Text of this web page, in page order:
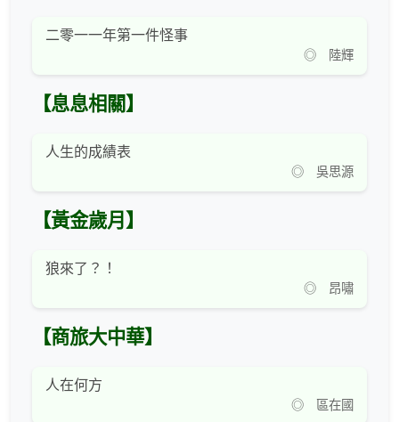
二零一一年第一件怪事
◎ 陸輝
【息息相關】
人生的成績表
◎ 吳思源
【黃金歲月】
狼來了？！
◎ 昂嘯
【商旅大中華】
人在何方
◎ 區在國